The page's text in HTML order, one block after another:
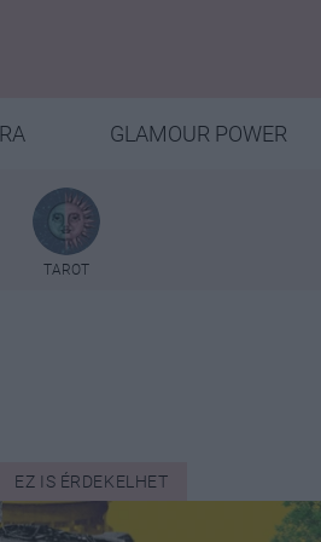
GLAMOUR POWER
TAROT
EZ IS ÉRDEKELHET